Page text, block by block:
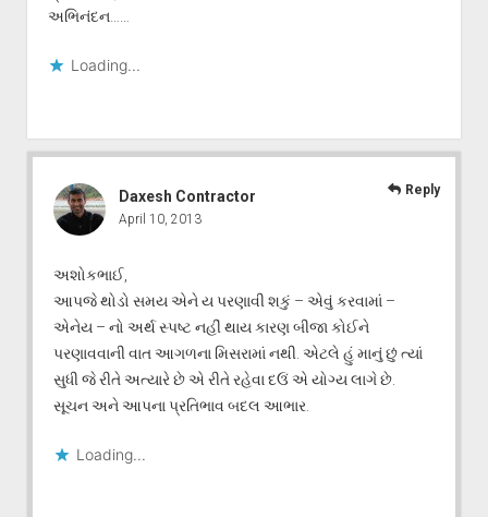
અભિનંદન……
Loading...
Daxesh Contractor
April 10, 2013
અશોકભાઈ,
આપજે થોડો સમય એને ય પરણાવી શકું – એવું કરવામાં –
એનેય – નો અર્થ સ્પષ્ટ નહીં થાય કારણ બીજા કોઈને
પરણાવવાની વાત આગળના મિસરામાં નથી. એટલે હું માનું છું ત્યાં
સુધી જે રીતે અત્યારે છે એ રીતે રહેવા દઉં એ યોગ્ય લાગે છે.
સૂચન અને આપના પ્રતિભાવ બદલ આભાર.
Loading...
Reply